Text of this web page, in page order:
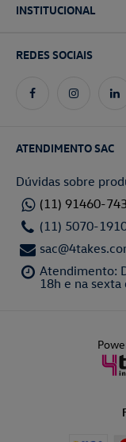
INSTITUCIONAL
REDES SOCIAIS
ATENDIMENTO SAC
Dúvidas sobre
(11) 91460-
(11) 5070-
Atendimento:
18h e na sexta